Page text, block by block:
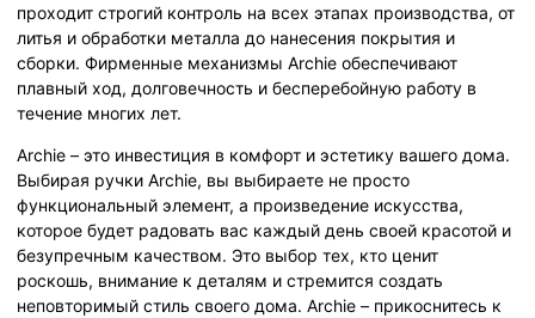
проходит строгий контроль на всех этапах производства, от
литья и обработки металла до нанесения покрытия и
сборки. Фирменные механизмы Archie обеспечивают
плавный ход, долговечность и бесперебойную работу в
течение многих лет.
Archie – это инвестиция в комфорт и эстетику вашего дома.
Выбирая ручки Archie, вы выбираете не просто
функциональный элемент, а произведение искусства,
которое будет радовать вас каждый день своей красотой и
безупречным качеством. Это выбор тех, кто ценит
роскошь, внимание к деталям и стремится создать
неповторимый стиль своего дома. Archie – прикоснитесь к